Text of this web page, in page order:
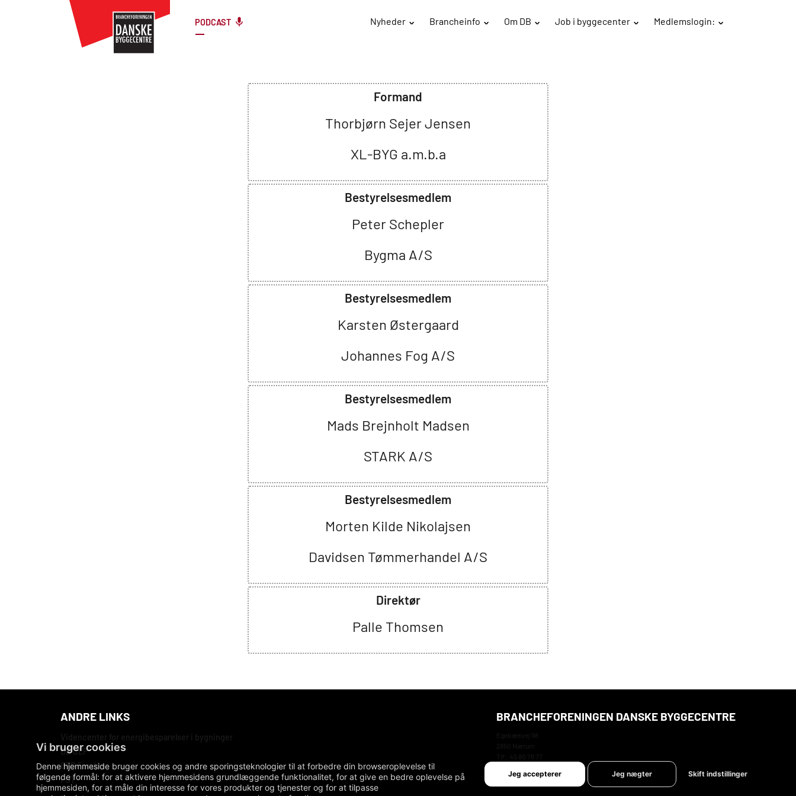
Denne hjemmeside bruger cookies og andre sporingsteknologier til at forbedre din browseroplevelse til
følgende formål:for at aktivere hjemmesidens grundlæggende funktionalitet,for at give en bedre oplevelse på
hjemmesiden,for at måle din interesse for vores produkter og tjenester og for at tilpasse
Jeg accepterer Jeg nægter Skift indstillinger
PODCAST Nyheder Brancheinfo Om DB Job i byggecenter Medlemslogin:
Formand
Thorbjørn Sejer Jensen
XL-BYG a.m.b.a
Bestyrelsesmedlem
Peter Schepler
Bygma A/S
Bestyrelsesmedlem
Karsten Østergaard
Johannes Fog A/S
Bestyrelsesmedlem
Mads Brejnholt Madsen
STARK A/S
Bestyrelsesmedlem
Morten Kilde Nikolajsen
Davidsen Tømmerhandel A/S
Direktør
Palle Thomsen
ANDRE LINKS
Videncenter for energibesparelser i bygninger
DB CLP
ØTD Fonden
FUT
BRANCHEFORENINGEN DANSKE BYGGECENTRE
Egebækvej 98
2850 Nærum
Tlf.: 45 80 78 77